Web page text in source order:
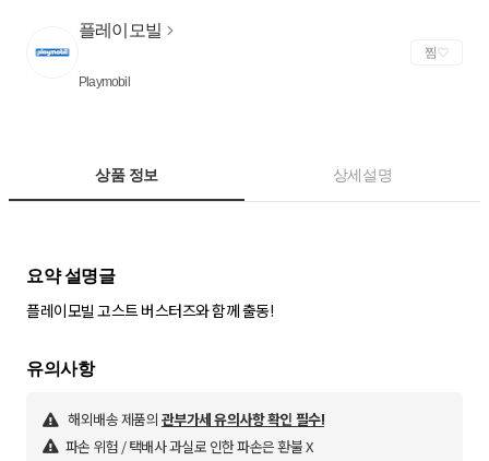
플레이모빌
Playmobil
찜
상품 정보 상세설명
요약 설명글
플레이모빌 고스트 버스터즈와 함께 출동!
유의사항
해외배송 제품의 관부가세 유의사항 확인 필수!
파손 위험 / 택배사 과실로 인한 파손은 환불 X